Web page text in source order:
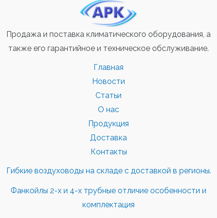
Продажа и поставка климатического оборудования, а
также его гарантийное и техническое обслуживание.
Главная
Новости
Статьи
О нас
Продукция
Доставка
Контакты
Гибкие воздуховоды на складе с доставкой в регионы.
Фанкойлы 2-х и 4-х трубные отличие особенности и
комплектация